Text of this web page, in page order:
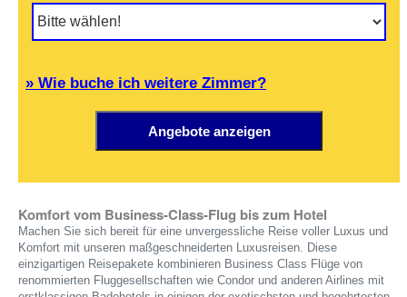
» Wie buche ich weitere Zimmer?
Komfort vom Business-Class-Flug bis zum Hotel
Machen Sie sich bereit für eine unvergessliche Reise voller Luxus und
Komfort mit unseren maßgeschneiderten Luxusreisen. Diese
einzigartigen Reisepakete kombinieren Business Class Flüge von
renommierten Fluggesellschaften wie Condor und anderen Airlines mit